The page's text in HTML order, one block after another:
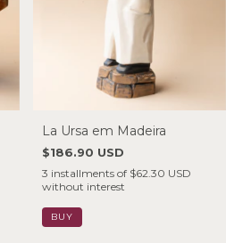
La Ursa em Madeira
$186.90 USD
3 installments of $62.30 USD
without interest